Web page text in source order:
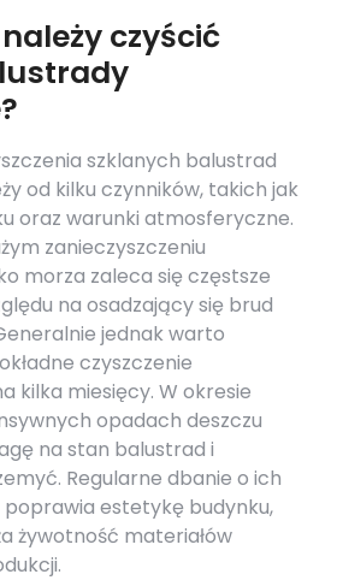
czyścić
szklanych balustrad
od kilku czynników, takich jak
oraz warunki atmosferyczne.
zanieczyszczeniu
morza zaleca się częstsze
na osadzający się brud
jednak warto
czyszczenie
kilka miesięcy. W okresie
opadach deszczu
na stan balustrad i
Regularne dbanie o ich
estetykę budynku,
żywotność materiałów